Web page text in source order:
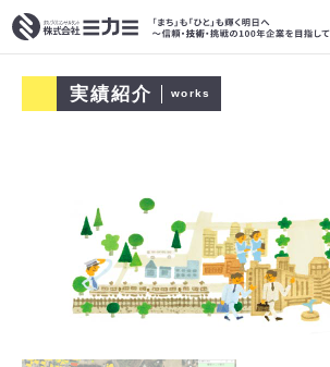
実績紹介 works